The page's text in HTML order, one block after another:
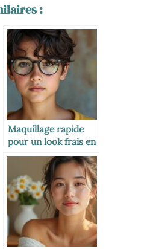
:
Maquillage rapide
pour un look frais en
5 minutes